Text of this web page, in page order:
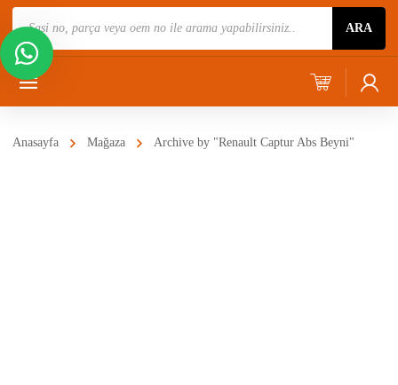
Ara
ARA
Anasayfa Mağaza Archive by "Renault Captur Abs Beyni"